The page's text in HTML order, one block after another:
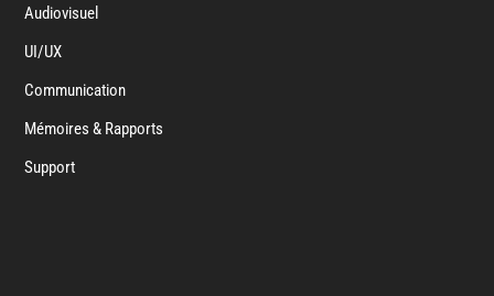
Audiovisuel
UI/UX
Communication
Mémoires & Rapports
Support